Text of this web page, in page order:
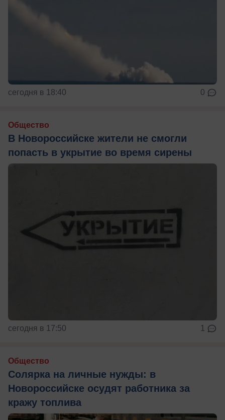
сегодня в 18:40 0
Общество
В Новороссийске жители не смогли
попасть в укрытие во время сирены
сегодня в 17:50 1
Общество
Солярка на личные нужды: в
Новороссийске осудят работника за
кражу топлива